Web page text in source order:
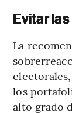
Evitar
La
los
alto grado